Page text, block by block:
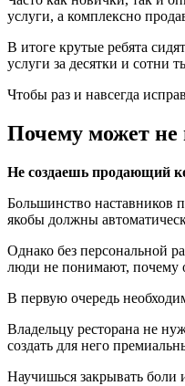
услуги, а комплексно
В итоге крутые ребята
услуги за десятки и сотни
Чтобы раз и навсегда
Почему может не
Не создаешь продающий
Большинство наставников
якобы должны
Однако без персональной
люди не понимают, почему
В первую очередь
Владельцу ресторана не
создать для него
Научишься закрывать боли